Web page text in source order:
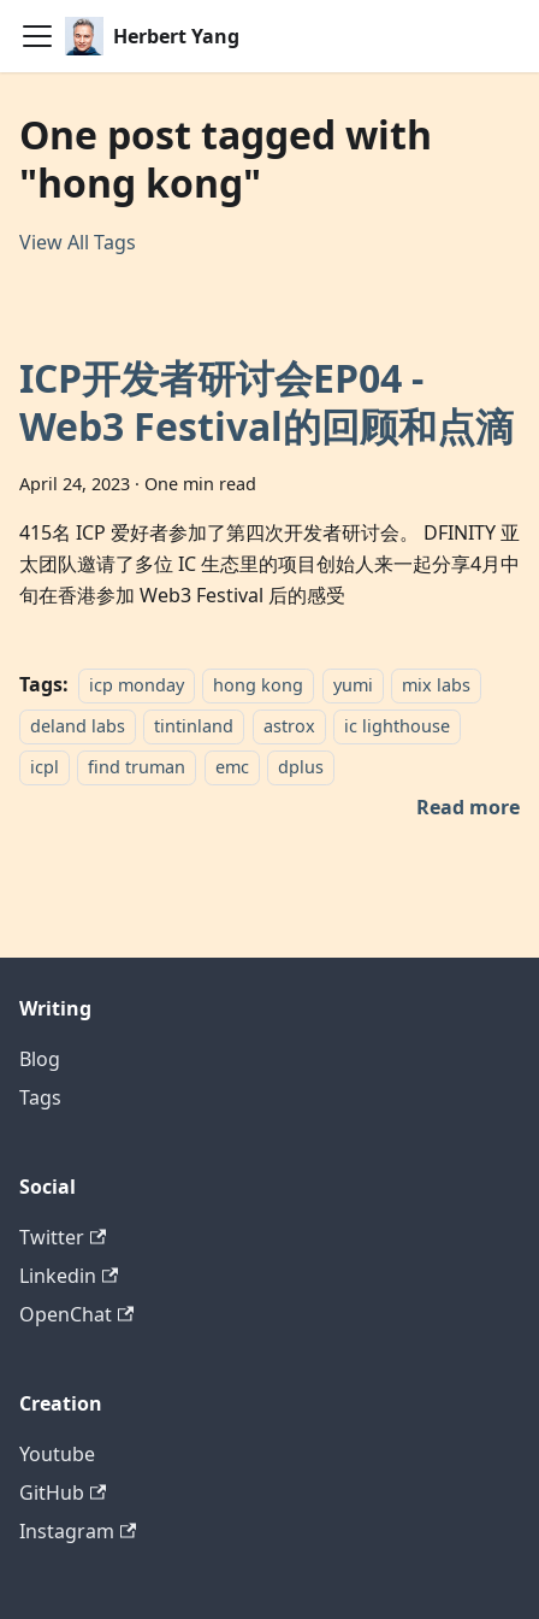
Herbert Yang
One post tagged with
"hong kong"
View All Tags
ICP开发者研讨会EP04 -
Web3 Festival的回顾和点滴
April 24, 2023 · One min read
415名 ICP 爱好者参加了第四次开发者研讨会。 DFINITY 亚
太团队邀请了多位 IC 生态里的项目创始人来一起分享4月中
旬在香港参加 Web3 Festival 后的感受
Tags: icp monday hong kong yumi
mix labs
deland labs
tintinland astrox
ic lighthouse
icpl
find truman emc dplus
Read more
Writing
Blog
Tags
Social
Twitter
Linkedin
OpenChat
Creation
Youtube
GitHub
Instagram